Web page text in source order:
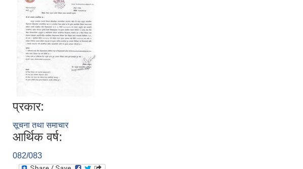
प्रकार:
सूचना तथा समाचार
आर्थिक वर्ष:
082/083